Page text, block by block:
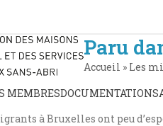
MEMBRESDOCUMENTATIONS
Paru
Accueil » Les
à Bruxelles ont peu